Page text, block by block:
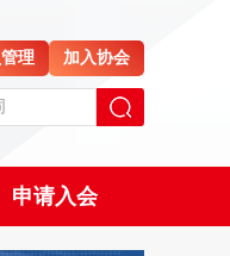
理 加入协会
申请入会